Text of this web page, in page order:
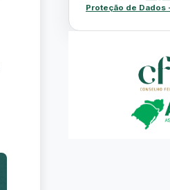
Proteção de Dados